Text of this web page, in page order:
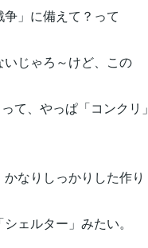
」に備えて？って
いじゃろ～けど、この
て、やっぱ「コンクリ」
なりしっかりした作り
ェルター」みたい。